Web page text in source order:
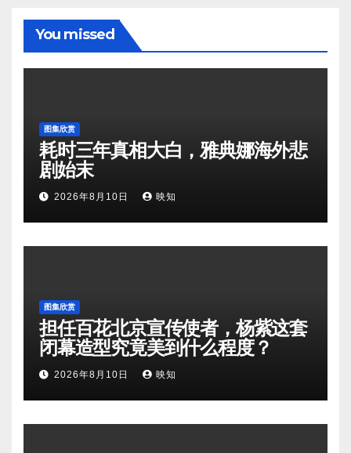
You missed
图集欣赏
耗时三年真相大白，雅典娜海外悲
剧始末
2026年8月10日 映知
图集欣赏
担任百花北京宣传使者，杨紫这套
闭幕造型究竟美到什么程度？
2026年8月10日 映知